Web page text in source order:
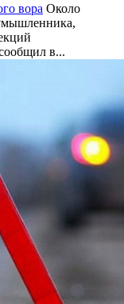
вора Около
в...